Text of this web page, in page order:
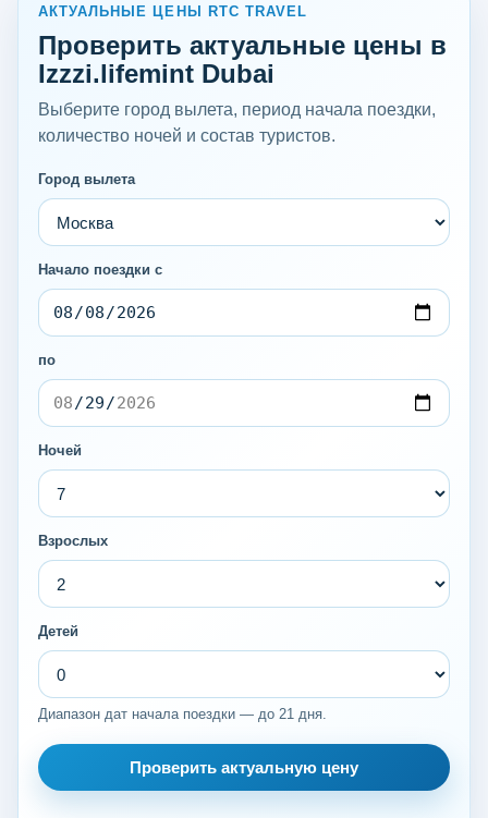
АКТУАЛЬНЫЕ ЦЕНЫ RTC TRAVEL
Проверить актуальные цены в
Izzzi.lifemint Dubai
Выберите город вылета, период начала поездки,
количество ночей и состав туристов.
Город вылета
Начало поездки с
по
Ночей
Взрослых
Детей
Диапазон дат начала поездки — до 21 дня.
Проверить актуальную цену